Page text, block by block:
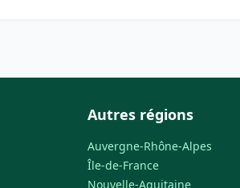
Autres régions
Auvergne-Rhône-Alpes
Île-de-France
Nouvelle-Aquitaine